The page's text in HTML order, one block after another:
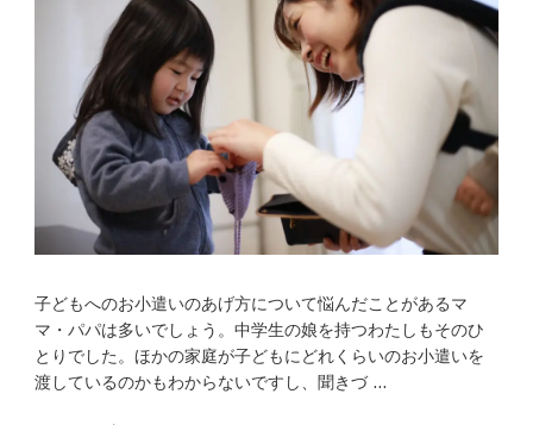
子どもへのお小遣いのあげ方について悩んだことがあるマ
マ・パパは多いでしょう。中学生の娘を持つわたしもそのひ
とりでした。ほかの家庭が子どもにどれくらいのお小遣いを
渡しているのかもわからないですし、聞きづ …